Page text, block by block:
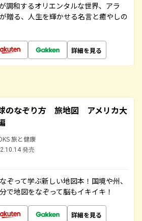
調和するオリエンタルな世界、アラ
贈る、人生を輝かせる名言と癒やしの
詳細を見る
のなぞり方 旅地図 アメリカ大
旅と健康
発売
ぞって学ぶ新しい地図本！国境や州、
で地図をなぞって脳もイキイキ！
詳細を見る